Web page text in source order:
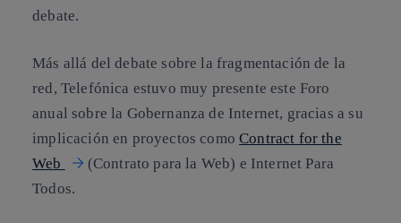
debate.
Más allá del debate sobre la fragmentación de la
red, Telefónica estuvo muy presente este Foro
anual sobre la Gobernanza de Internet, gracias a su
implicación en proyectos comoContract for the
Web
(Contrato para la Web) e Internet Para
Todos.